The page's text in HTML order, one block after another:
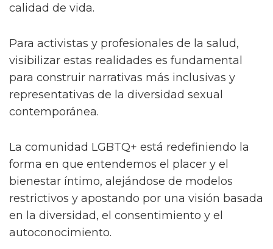
calidad de vida.
Para activistas y profesionales de la salud,
visibilizar estas realidades es fundamental
para construir narrativas más inclusivas y
representativas de la diversidad sexual
contemporánea.
La comunidad LGBTQ+ está redefiniendo la
forma en que entendemos el placer y el
bienestar íntimo, alejándose de modelos
restrictivos y apostando por una visión basada
en la diversidad, el consentimiento y el
autoconocimiento.